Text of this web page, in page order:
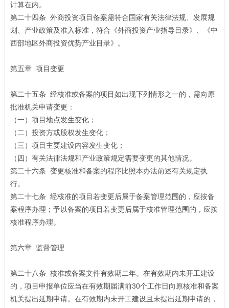
计算在内。
第二十四条 外商投资项目备案需符合国家有关法律法规、发展规
划、产业政策及准入标准，符合《外商投资产业指导目录》、《中
西部地区外商投资优势产业目录》。
第五章 项目变更
第二十五条 经核准或备案的项目如出现下列情形之一的，需向原
批准机关申请变更：
（一）项目地点发生变化；
（二）投资方或股权发生变化；
（三）项目主要建设内容发生变化；
（四）有关法律法规和产业政策规定需要变更的其他情况。
第二十六条 变更核准和备案的程序比照本办法前述有关规定执
行。
第二十七条 经核准的项目若变更后属于备案管理范围的，应按备
案程序办理；予以备案的项目若变更后属于核准管理范围的，应按
核准程序办理。
第六章 监督管理
第二十八条 核准或备案文件有效期二年。在有效期内未开工建设
的，项目申报单位应当在有效期届满前30个工作日向原核准和备案
机关提出延期申请。在有效期内未开工建设且未提出延期申请的，